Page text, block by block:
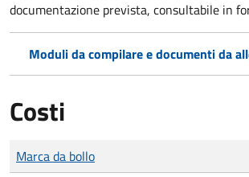
documentazione prevista, consultabile in
Moduli da compilare e documenti da
Costi
Tipo di pagamento
Importo
Marca da bollo